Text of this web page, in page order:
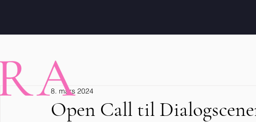
Open Call til
8. mars 2024